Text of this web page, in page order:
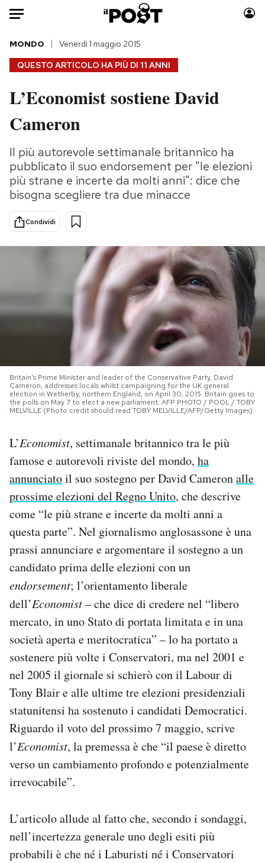
Auto
HOME
Italia
Politica
Tecnologia
Internet
Scienza
Cultura
Economia
Moda
Storie/Idee
Ok Boomer!
Media
Europa
NEWSLETTER
I MIEI PREFERITI
SHOP
CALENDARIO
AREA PERSONALE
Area Personale
Newsletter
Notifiche mobile
Regala il Post
Hai bisogno di aiuto?
Esci
QUESTO ARTICOLO HA PIÙ DI 11 ANNI
MONDO Venerdì 1 maggio 2015
L’Economist sostiene David
Cameron
Il più autorevole settimanale britannico ha
pubblicato il suo endorsement per "le elezioni
più strane e incerte da molti anni": dice che
bisogna scegliere tra due minacce
Condividi
Britain's Prime Minister and leader of the Conservative Party, David
Cameron, addresses locals whilst campaigning for the UK general
election in Wetherby, northern England, on April 30, 2015. Britain goes to
the polls on May 7 to elect a new parliament. AFP PHOTO / POOL / TOBY
MELVILLE (Photo credit should read TOBY MELVILLE/AFP/Getty Images)
L’Economist, settimanale britannico tra le più
famose e autorevoli riviste del mondo, ha
annunciatoil suo sostegno per David Cameronalle
prossime elezioni del Regno Unito, che descrive
come “le più strane e incerte da molti anni a
questa parte”. Nel giornalismo anglosassone è una
prassi annunciare e argomentare il sostegno a un
candidato prima delle elezioni con un
endorsement; l’orientamento liberale
dell’Economist– che dice di credere nel “libero
mercato, in uno Stato di portata limitata e in una
società aperta e meritocratica” – lo ha portato a
sostenere più volte i Conservatori, ma nel 2001 e
nel 2005 il giornale si schierò con il Labour di
Tony Blair e alle ultime tre elezioni presidenziali
statunitensi ha sostenuto i candidati Democratici.
Riguardo il voto del prossimo 7 maggio, scrive
l’Economist, la premessa è che “il paese è diretto
verso un cambiamento profondo e potenzialmente
irrevocabile”.
L’articolo allude al fatto che, secondo i sondaggi,
nell’incertezza generale uno degli esiti più
probabili è che né i Laburisti né i Conservatori